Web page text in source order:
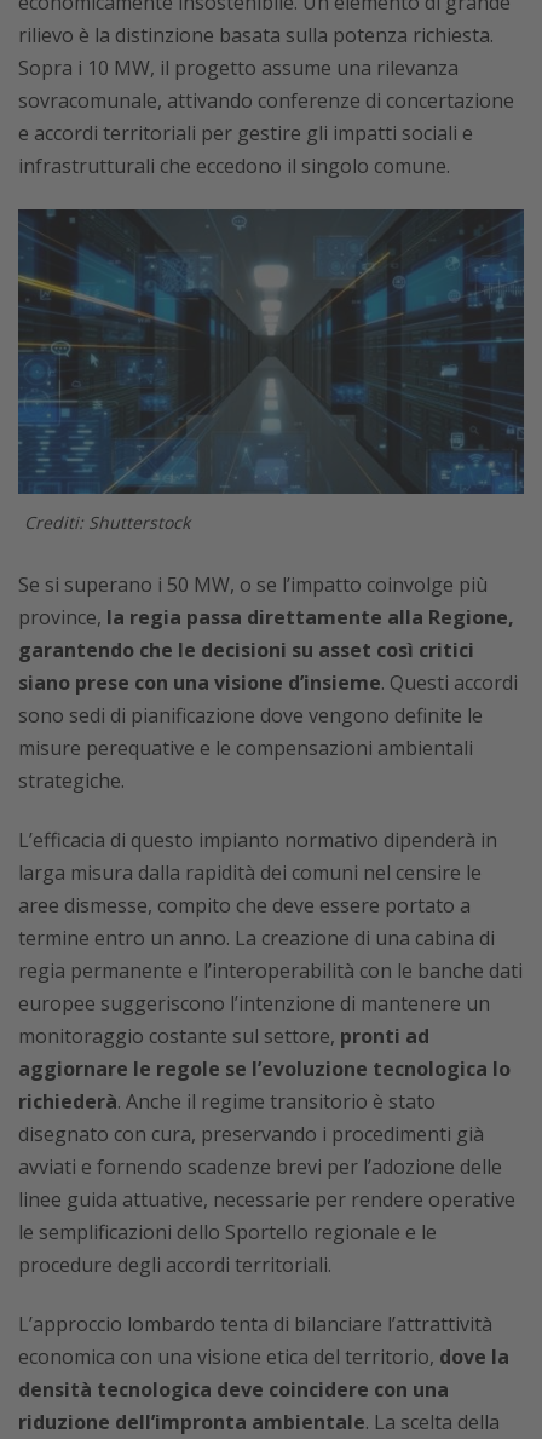
rilievo è la distinzione basata sulla potenza richiesta.
Sopra i 10 MW, il progetto assume una rilevanza
sovracomunale, attivando conferenze di concertazione
e accordi territoriali per gestire gli impatti sociali e
infrastrutturali che eccedono il singolo comune.
Crediti: Shutterstock
Se si superano i 50 MW, o se l’impatto coinvolge più
province, la regia passa direttamente alla Regione,
garantendo che le decisioni su asset così critici
siano prese con una visione d’insieme. Questi accordi
sono sedi di pianificazione dove vengono definite le
misure perequative e le compensazioni ambientali
strategiche.
L’efficacia di questo impianto normativo dipenderà in
larga misura dalla rapidità dei comuni nel censire le
aree dismesse, compito che deve essere portato a
termine entro un anno. La creazione di una cabina di
regia permanente e l’interoperabilità con le banche dati
europee suggeriscono l’intenzione di mantenere un
monitoraggio costante sul settore, pronti ad
aggiornare le regole se l’evoluzione tecnologica lo
richiederà. Anche il regime transitorio è stato
disegnato con cura, preservando i procedimenti già
avviati e fornendo scadenze brevi per l’adozione delle
linee guida attuative, necessarie per rendere operative
le semplificazioni dello Sportello regionale e le
procedure degli accordi territoriali.
L’approccio lombardo tenta di bilanciare l’attrattività
economica con una visione etica del territorio, dove la
densità tecnologica deve coincidere con una
riduzione dell’impronta ambientale. La scelta della